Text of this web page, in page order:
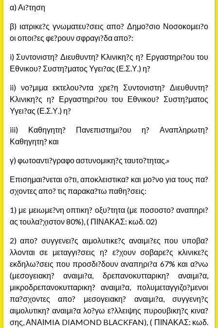
α) Αι?τηση
β) ιατρικε?ς γνωματευ?σεις απο? Δημο?σιο Νοσοκομει?ο
οι οποι?ες φε?ρουν σφραγι?δα απο?:
i) Συντονιστη? Διευθυντη? Κλινικη?ς η? Εργαστηρι?ου του
Εθνικου? Συστη?ματος Υγει?ας (Ε.Σ.Υ.) η?
ii) νο?μιμα εκτελου?ντα χρε?η Συντονιστη? Διευθυντη?
Κλινικη?ς η? Εργαστηρι?ου του Εθνικου? Συστη?ματος
Υγει?ας (Ε.Σ.Υ.) η?
iii) Καθηγητη? Πανεπιστημι?ου η? Αναπληρωτη?
Καθηγητη? και
γ) φωτοαντι?γραφο αστυνομικη?ς ταυτο?τητας.»
Επισημαι?νεται ο?τι, αποκλειστικα? και μο?νο για τους πα?
σχοντες απο? τις παρακα?τω παθη?σεις:
1) με μειωμε?νη οπτικη? οξυ?τητα (με ποσοστο? αναπηρι?
ας τουλα?χιστον 80%), ( ΠΙΝΑΚΑΣ: κωδ. 02)
2) απο? συγγενει?ς αιμολυτικε?ς αναιμι?ες που υποβα?
λλονται σε μεταγγι?σεις η? ε?χουν σοβαρε?ς κλινικε?ς
εκδηλω?σεις που προσδι?δουν αναπηρι?α 67% και α?νω
(μεσογειακη? αναιμι?α, δρεπανοκυτταρικη? αναιμι?α,
μικροδρεπανοκυτταρικη? αναιμι?α, πολυμεταγγιζο?μενοι
πα?σχοντες απο? μεσογειακη? αναιμι?α, συγγενη?ς
αιμολυτικη? αναιμι?α λο?γω ε?λλειψης πυρουβικη?ς κινα?
σης, ΑΝΑΙMIA DIAMOND BLACKFAN), ( ΠΙΝΑΚΑΣ: κωδ.